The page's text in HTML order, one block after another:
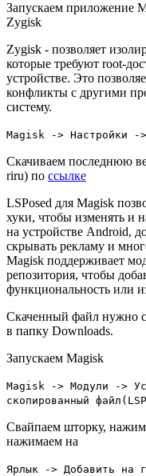
Запускаем приложение
Zygisk
Zygisk - позволяет
которые требуют root-
устройстве. Это
конфликты с другими
систему.
Magisk -> Настройки -
Скачиваем последнюю
riru) по ссылке
LSPosed для Magisk
хуки, чтобы изменять и
на устройстве Android,
скрывать рекламу и
Magisk поддерживает
репозитория, чтобы
функциональность или
Скаченный файл нужно
в папку Downloads.
Запускаем Magisk
Magisk -> Модули ->
скопированный
Свайпаем шторку,
нажимаем на
Ярлык -> Добавить на